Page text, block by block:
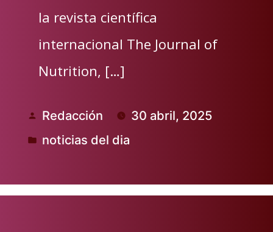
la revista científica
internacional The Journal of
Nutrition, […]
Publicado
por
Redacción 30 abril, 2025
Publicado
noticias del dia